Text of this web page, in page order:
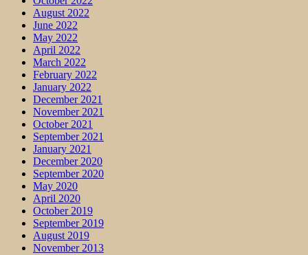
August 2022
June 2022
May 2022
April 2022
March 2022
February 2022
January 2022
December 2021
November 2021
October 2021
September 2021
January 2021
December 2020
September 2020
May 2020
April 2020
October 2019
September 2019
August 2019
November 2013